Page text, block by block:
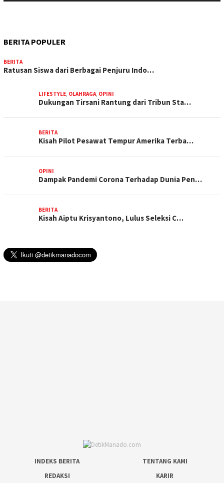
BERITA POPULER
BERITA
Ratusan Siswa dari Berbagai Penjuru Indo…
LIFESTYLE, OLAHRAGA, OPINI
Dukungan Tirsani Rantung dari Tribun Sta…
BERITA
Kisah Pilot Pesawat Tempur Amerika Terba…
OPINI
Dampak Pandemi Corona Terhadap Dunia Pen…
BERITA
Kisah Aiptu Krisyantono, Lulus Seleksi C…
INDEKS BERITA
TENTANG KAMI
REDAKSI
KARIR